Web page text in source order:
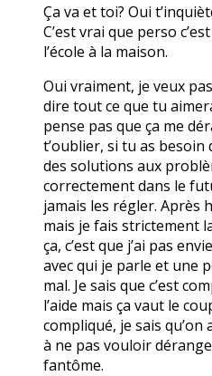
Ça va et toi? Oui
C’est vrai que perso
l’école à la maison.
Oui vraiment, je veux
dire tout ce que tu
pense pas que ça me
t’oublier, si tu as besoin
des solutions aux
correctement dans le
jamais les régler. Après
mais je fais strictement
ça, c’est que j’ai pas
avec qui je parle et une
mal. Je sais que c’est
l’aide mais ça vaut le
compliqué, je sais
à ne pas vouloir
fantôme.